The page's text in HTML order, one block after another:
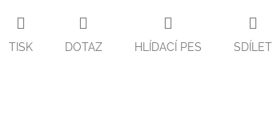
TISK DOTAZ HLÍDACÍ PES SDÍLET